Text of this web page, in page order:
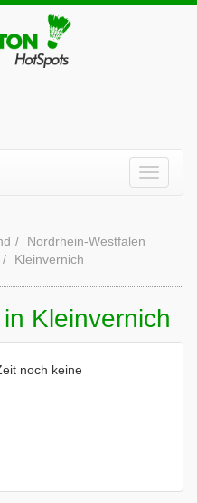
Nordrhein-Westfalen
Kleinvernich
Kleinvernich
noch keine